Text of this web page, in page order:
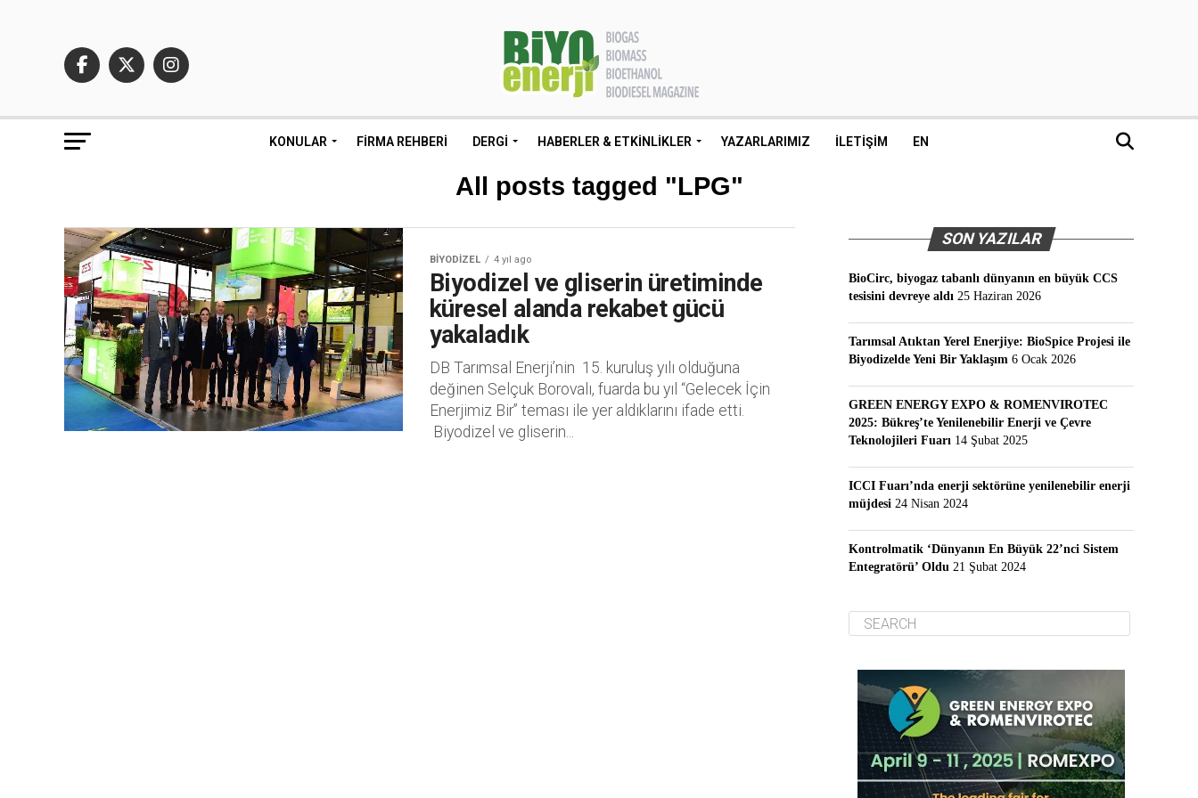
KONULAR FIRMA REHBERI DERGI HABERLER & ETKINLIKLER YAZARLARIMIZ İLETIŞIM EN
All posts tagged "LPG"
BIYODIZEL 4 yıl ago
Biyodizel ve gliserin üretiminde
küresel alanda rekabet gücü
yakaladık
DB Tarımsal Enerji’nin 15. kuruluş yılı olduğuna
değinen Selçuk Borovalı, fuarda bu yıl “Gelecek İçin
Enerjimiz Bir” teması ile yer aldıklarını ifade etti.
Biyodizel ve gliserin...
SON YAZILAR
BioCirc, biyogaz tabanlı dünyanın en büyük CCS
tesisini devreye aldı 25 Haziran 2026
Tarımsal Atıktan Yerel Enerjiye: BioSpice Projesi ile
Biyodizelde Yeni Bir Yaklaşım 6 Ocak 2026
GREEN ENERGY EXPO & ROMENVIROTEC
2025: Bükreş’te Yenilenebilir Enerji ve Çevre
Teknolojileri Fuarı 14 Şubat 2025
ICCI Fuarı’nda enerji sektörüne yenilenebilir enerji
müjdesi 24 Nisan 2024
Kontrolmatik ‘Dünyanın En Büyük 22’nci Sistem
Entegratörü’ Oldu 21 Şubat 2024